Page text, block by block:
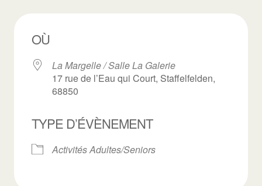
OÙ
La Margelle / Salle La Galerie
17 rue de l’Eau qui Court, Staffelfelden,
68850
TYPE D’ÉVÈNEMENT
Activités Adultes/Seniors